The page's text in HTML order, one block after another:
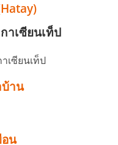
าเซียนเท็ป
าน
น